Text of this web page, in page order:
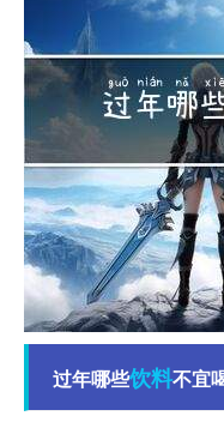
过年哪些饮料不宜